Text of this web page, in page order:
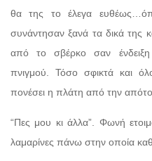
θα της το έλεγα
συνάντησαν ξανά τα δικά της
από το σβέρκο σαν ένδειξη
πνιγμού. Τόσο σφικτά και
πονέσει η πλάτη από την
“Πες μου κι άλλα”. Φωνή
λαμαρίνες πάνω στην οποία